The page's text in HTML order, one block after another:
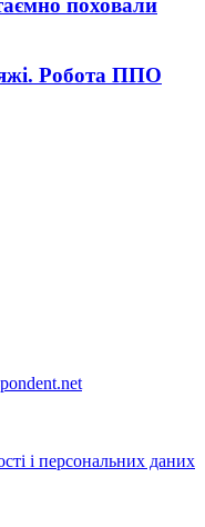
поховали
Робота ППО
і персональних даних